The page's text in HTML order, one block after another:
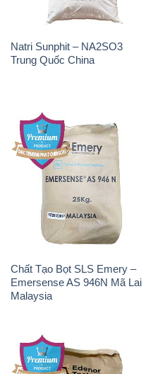
Natri Sunphit – NA2SO3
Trung Quốc China
Chất Tạo Bọt SLS Emery –
Emersense AS 946N Mã Lai
Malaysia